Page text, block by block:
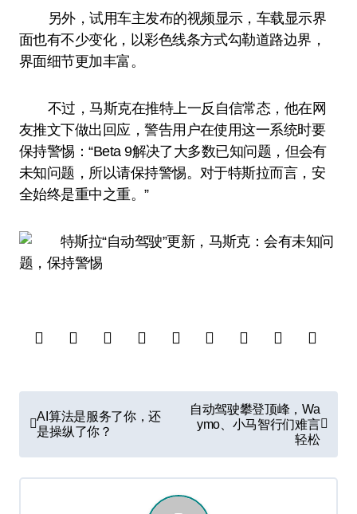
另外，试用车主发布的视频显示，车载显示界
面也有不少变化，以彩色线条方式勾勒道路边界，
界面细节更加丰富。
不过，马斯克在推特上一反自信常态，他在网
友推文下做出回应，警告用户在使用这一系统时要
保持警惕：“Beta 9解决了大多数已知问题，但会有
未知问题，所以请保持警惕。对于特斯拉而言，安
全始终是重中之重。”
章
导
航
AI算法是服务了你，还
是操纵了你？
自动驾驶攀登顶峰，Wa
ymo、小马智行们难言
轻松